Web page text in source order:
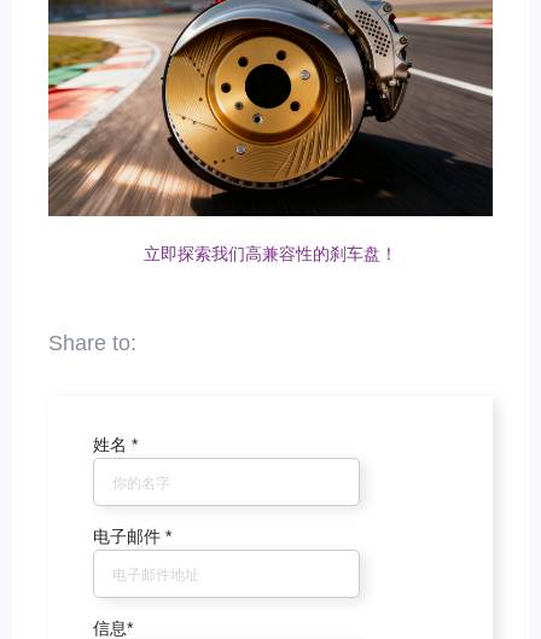
立即探索我们高兼容性的刹车盘！
姓名 *
电子邮件 *
信息*